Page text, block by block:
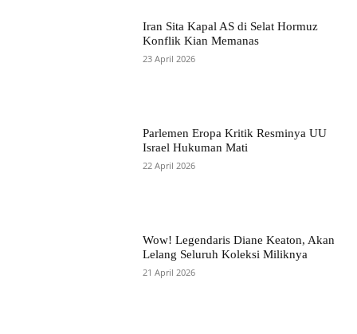
Iran Sita Kapal AS di Selat Hormuz
Konflik Kian Memanas
23 April 2026
Parlemen Eropa Kritik Resminya UU
Israel Hukuman Mati
22 April 2026
Wow! Legendaris Diane Keaton, Akan
Lelang Seluruh Koleksi Miliknya
21 April 2026